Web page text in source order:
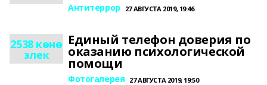
Антитеррор 27 АВГУСТА 2019, 19:46
2538 көнө
элек
Единый телефон доверия по
оказанию психологической
помощи
Фотогалерея 27 АВГУСТА 2019, 19:50